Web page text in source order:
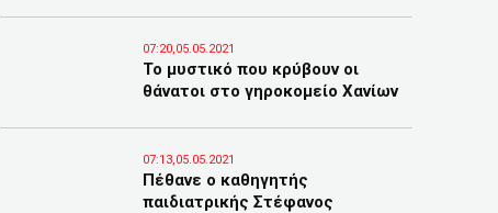
07:20,05.05.2021
Το μυστικό που κρύβουν οι
θάνατοι στο γηροκομείο Χανίων
07:13,05.05.2021
Πέθανε ο καθηγητής
παιδιατρικής Στέφανος